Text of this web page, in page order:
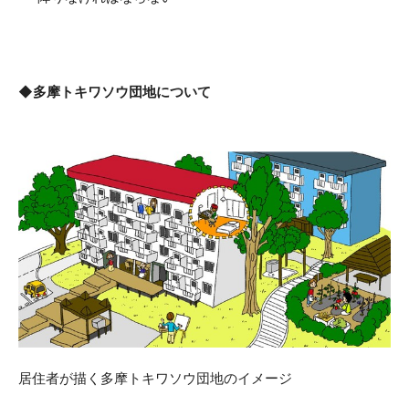
◆多摩トキワソウ団地について
居住者が描く多摩トキワソウ団地のイメージ